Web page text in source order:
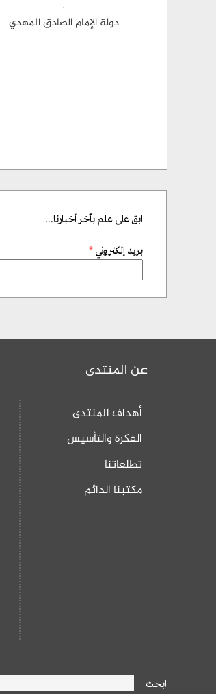
دولة الإمام الصادق المهدي
ابق على علم بآخر أخبارنا...
بريد إلكتروني *
عن المنتدى
أهداف المنتدى
الفكرة والتأسيس
تطلعاتنا
مكتبنا الدائم
ابحث
Search form